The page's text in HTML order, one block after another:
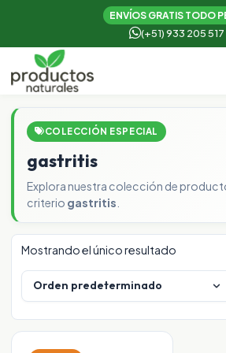
ENVÍOS GRATIS TODO
(+51) 933 205 517
COLECCIÓN ESPECIAL
gastritis
Explora nuestra colección de
criterio gastritis
Mostrando el único resultado